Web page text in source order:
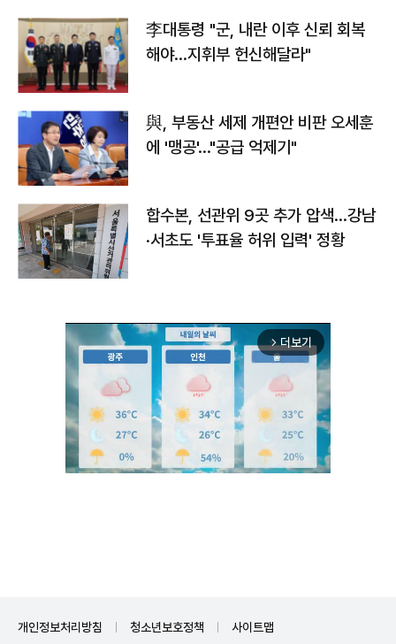
李대통령 "군, 내란 이후 신뢰 회복
해야…지휘부 헌신해달라"
與, 부동산 세제 개편안 비판 오세훈
에 '맹공'…"공급 억제기"
합수본, 선관위 9곳 추가 압색…강남
·서초도 '투표율 허위 입력' 정황
arrow_forward_ios 더보기
개인정보처리방침 청소년보호정책 사이트맵